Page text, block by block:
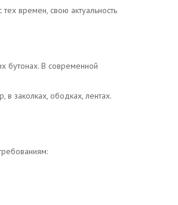
времен, свою актуальность
бутонах. В современной
в заколках, ободках, лентах.